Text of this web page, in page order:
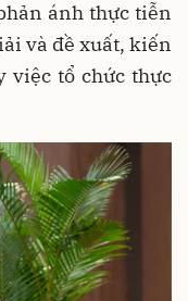
ánh thực tiễn
và đề xuất, kiến
việc tổ chức thực